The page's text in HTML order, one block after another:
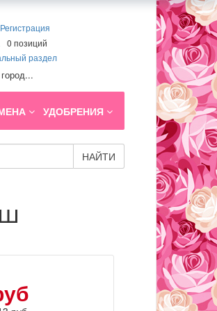
Регистрация
0 позиций
раздел
УДОБРЕНИЯ
НАЙТИ